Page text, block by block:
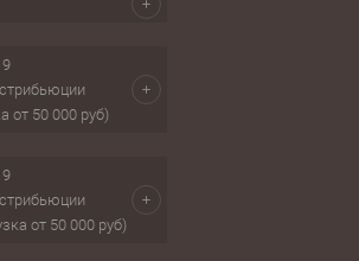
от 50 000 руб)
от 50 000 руб)